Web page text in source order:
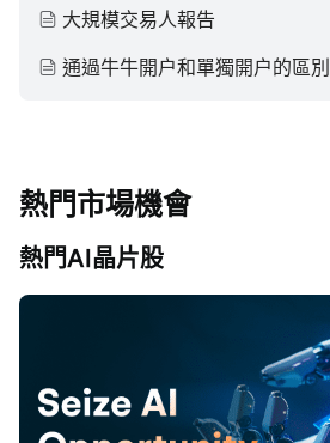
大規模交易人報告
通過牛牛開户和單獨開户的區別
熱門市場機會
熱門AI晶片股